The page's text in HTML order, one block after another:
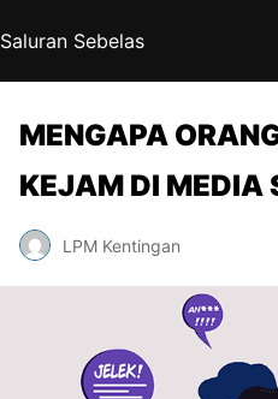
Saluran Sebelas
MENGAPA
KEJAM DI MEDIA
LPM Kentingan